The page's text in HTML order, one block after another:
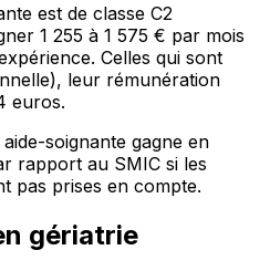
est de classe C2
1 255 à 1 575 € par mois
Celles qui sont
leur rémunération
euros.
soignante gagne en
rapport au SMIC si les
pas prises en compte.
gériatrie